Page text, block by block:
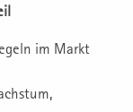
im Markt